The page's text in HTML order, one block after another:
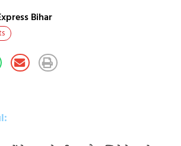
Bihar